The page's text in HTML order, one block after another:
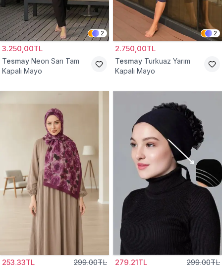
2
3.250,00TL
Tesmay Neon Sarı Tam
Kapalı Mayo
2
2.750,00TL
Tesmay Turkuaz Yarım
Kapalı Mayo
253,33TL 299,00TL 279,21TL 299,00TL